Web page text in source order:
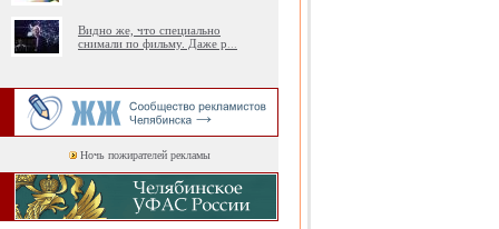
Видно же, что специально
снимали по фильму. Даже р
Ночь пожирателей рекламы